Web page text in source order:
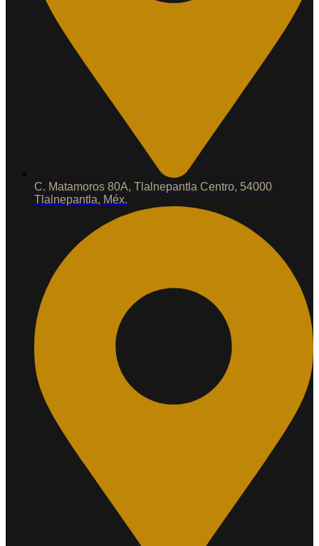
C. Matamoros 80A, Tlalnepantla Centro, 54000
Tlalnepantla, Méx.